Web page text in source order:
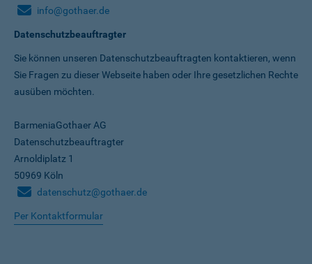
info@gothaer.de
Datenschutzbeauftragter
Sie können unseren Datenschutz­beauftragten kontaktieren, wenn
Sie Fragen zu dieser Webseite haben oder Ihre gesetzlichen Rechte
ausüben möchten.
BarmeniaGothaer AG
Datenschutzbeauftragter
Arnoldiplatz 1
50969 Köln
datenschutz@gothaer.de
Per Kontaktformular